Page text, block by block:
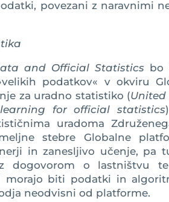
povezani z naravnimi
and Official Statistics bo
podatkov« v okviru
za uradno statistiko (
for official statistics
uradoma
stebre Globalne
in zanesljivo učenje, pa
dogovorom o lastništvu
morajo biti podatki in
neodvisni od platforme.